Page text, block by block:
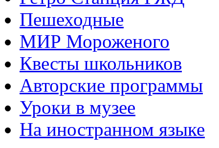
Пешеходные
МИР Мороженого
Квесты школьников
Авторские программы
Уроки в музее
На иностранном языке